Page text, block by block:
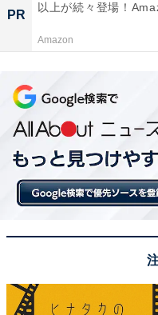
View this
PR
以上が続々登場！
Amazon